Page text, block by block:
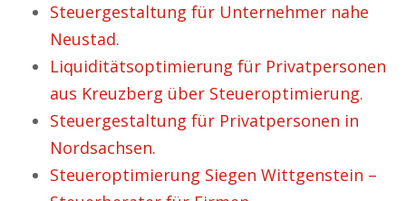
Steuergestaltung für Unternehmer nahe
Neustad.
Liquiditätsoptimierung für Privatpersonen
aus Kreuzberg über Steueroptimierung.
Steuergestaltung für Privatpersonen in
Nordsachsen.
Steueroptimierung Siegen Wittgenstein –